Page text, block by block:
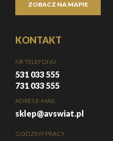
ZOBACZ NA MAPIE
KONTAKT
NR TELEFONU
531 033 555
731 033 555
ADRES E-MAIL
sklep@avswiat.pl
GODZINY PRACY